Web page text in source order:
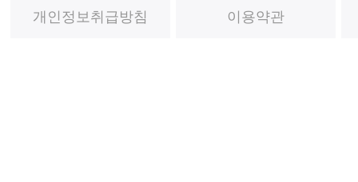
개인정보취급방침 이용약관